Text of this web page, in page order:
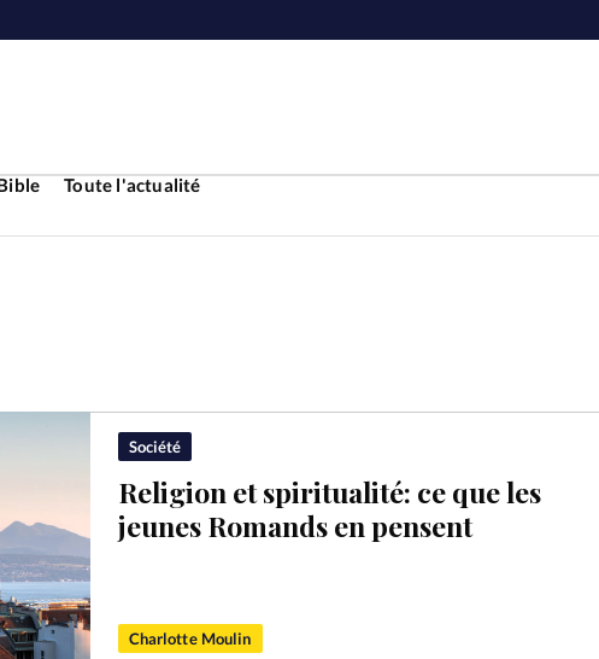
Toute l'actualité
Laicité
Monde
La
Société
Religion et spiritualité: ce que les
jeunes Romands en pensent
Charlotte Moulin